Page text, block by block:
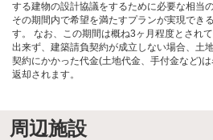
する建物の設計協議をするために必要な相当
その期間内で希望を満たすプランが実現でき
す。 なお、この期間は概ね3ヶ月程度とされ
出来ず、建築請負契約が成立しない場合、土
契約にかかった代金(土地代金、手付金など)
返却されます。
周辺施設